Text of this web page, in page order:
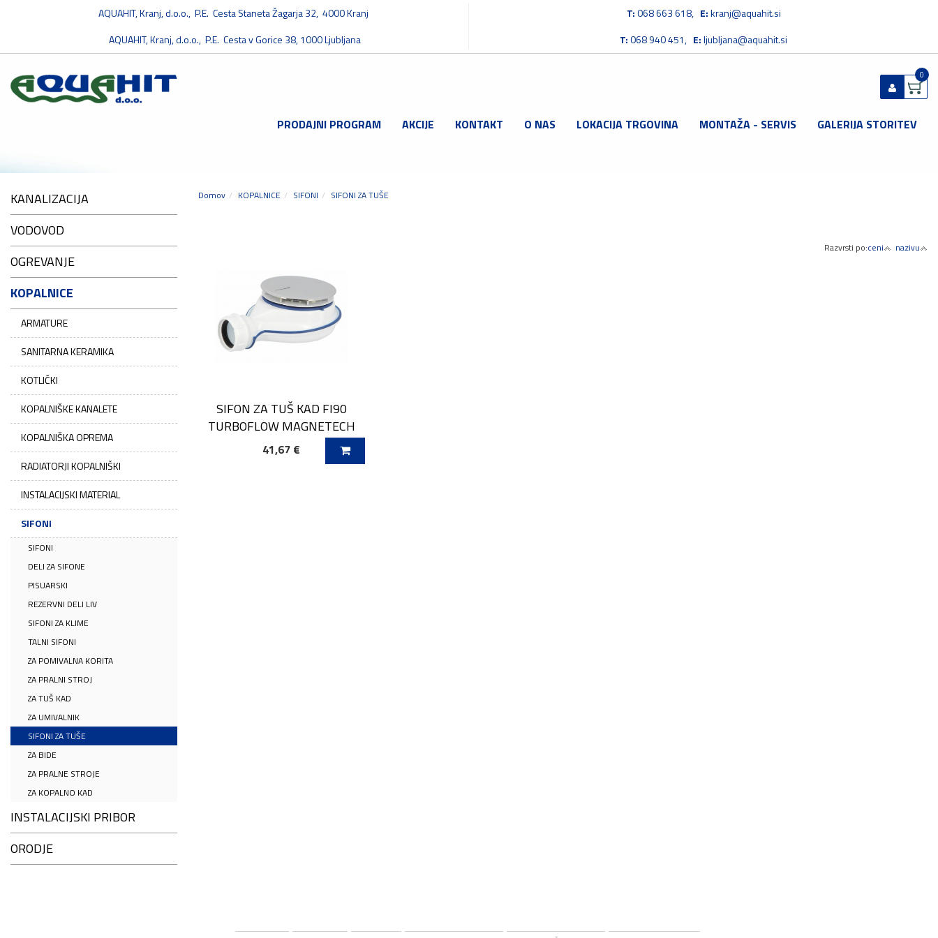
AQUAHIT, Kranj, d.o.o., P.E. Cesta Staneta Žagarja 32, 4000 Kranj
AQUAHIT, Kranj, d.o.o., P.E. Cesta v Gorice 38, 1000 Ljubljana
T:068 663 618, E:kranj@aquahit.si
T:068 940 451, E:ljubljana@aquahit.si
0
PRODAJNI PROGRAM AKCIJE KONTAKT O NAS LOKACIJA TRGOVINA MONTAŽA - SERVIS GALERIJA STORITEV
KANALIZACIJA
VODOVOD
OGREVANJE
KOPALNICE
ARMATURE
SANITARNA KERAMIKA
KOTLIČKI
KOPALNIŠKE KANALETE
KOPALNIŠKA OPREMA
RADIATORJI KOPALNIŠKI
INSTALACIJSKI MATERIAL
SIFONI
SIFONI
DELI ZA SIFONE
PISUARSKI
REZERVNI DELI LIV
SIFONI ZA KLIME
TALNI SIFONI
ZA POMIVALNA KORITA
ZA PRALNI STROJ
ZA TUŠ KAD
ZA UMIVALNIK
SIFONI ZA TUŠE
ZA BIDE
ZA PRALNE STROJE
ZA KOPALNO KAD
INSTALACIJSKI PRIBOR
ORODJE
Domov KOPALNICE SIFONI SIFONI ZA TUŠE
Razvrsti po:ceni nazivu
SIFON ZA TUŠ KAD FI90
TURBOFLOW MAGNETECH
41,67 €
DODAJ V KOŠARICO